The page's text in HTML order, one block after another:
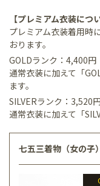
【プレミアム衣装につ
プレミアム衣装着用時
おります。
GOLDランク：4,400円
通常衣装に加えて「
ます。
SILVERランク：3,520
通常衣装に加えて「
七五三着物（女の子